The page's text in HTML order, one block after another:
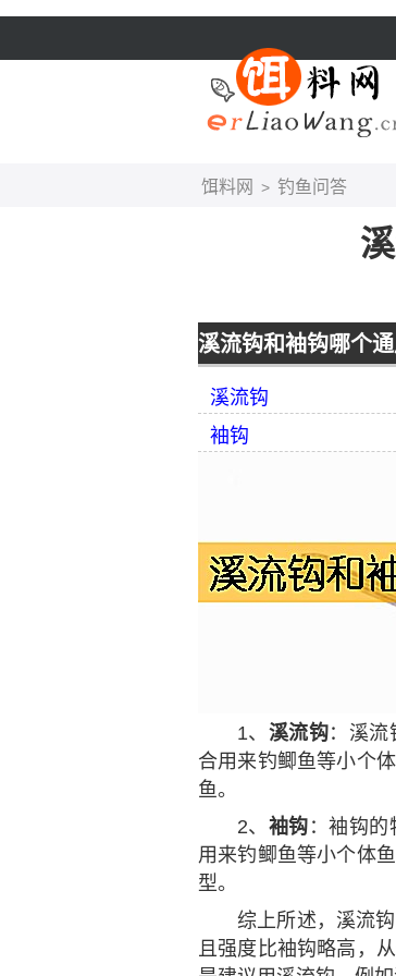
饵料网 > 钓鱼问答
溪流钩和袖钩哪个
溪流钩
袖钩
1、 溪流钩：溪
合用来钓鲫鱼等小个
鱼。
2、 袖钩 ：袖钩
用来钓鲫鱼等小个体
型。
综上所述，溪流
且强度比袖钩略高，